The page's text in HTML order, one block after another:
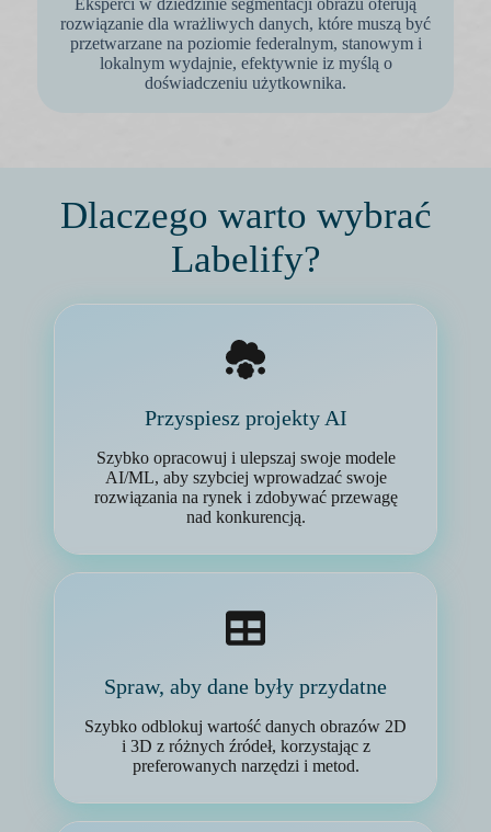
Eksperci w dziedzinie segmentacji obrazu oferują
rozwiązanie dla wrażliwych danych, które muszą być
przetwarzane na poziomie federalnym, stanowym i
lokalnym wydajnie, efektywnie iz myślą o
doświadczeniu użytkownika.
Dlaczego warto wybrać
Labelify?
Przyspiesz projekty AI
Szybko opracowuj i ulepszaj swoje modele
AI/ML, aby szybciej wprowadzać swoje
rozwiązania na rynek i zdobywać przewagę
nad konkurencją.
Spraw, aby dane były przydatne
Szybko odblokuj wartość danych obrazów 2D
i 3D z różnych źródeł, korzystając z
preferowanych narzędzi i metod.